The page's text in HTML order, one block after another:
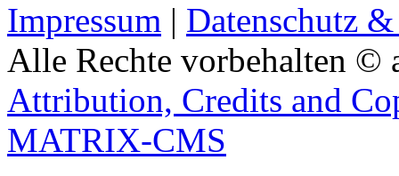
Impressum | Datenschutz
Alle Rechte vorbehalten ©
Attribution, Credits and
MATRIX-CMS